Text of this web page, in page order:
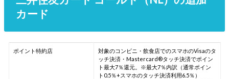
カード
ポイント特約店
対象のコンビニ・飲食店でのスマホのVisaのタ
ッチ決済・Mastercard®タッチ決済でポイン
ト最大7％還元。※最大7％内訳（通常ポイン
ト0.5％+スマホのタッチ決済利用6.5％）